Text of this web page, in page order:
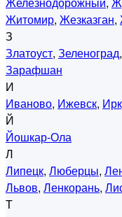
Житомир, Жезказган,
З
Златоуст, Зеленоград,
Зарафшан
И
Иваново, Ижевск,
Й
Йошкар-Ола
Л
Липецк, Люберцы,
Львов, Ленкорань,
Т